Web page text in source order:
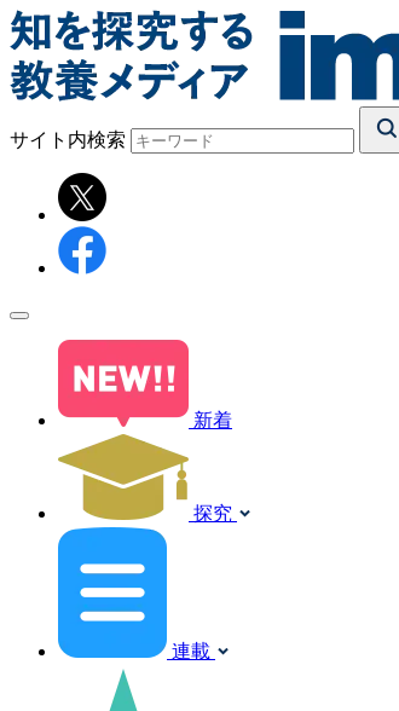
サイト内検索
新着
探究
連載